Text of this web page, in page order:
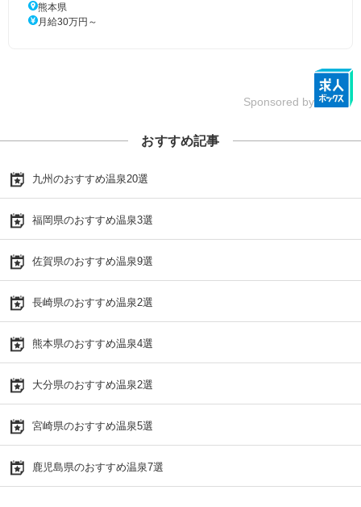
熊本県
月給30万円～
Sponsored by
おすすめ記事
九州のおすすめ温泉20選
福岡県のおすすめ温泉3選
佐賀県のおすすめ温泉9選
長崎県のおすすめ温泉2選
熊本県のおすすめ温泉4選
大分県のおすすめ温泉2選
宮崎県のおすすめ温泉5選
鹿児島県のおすすめ温泉7選